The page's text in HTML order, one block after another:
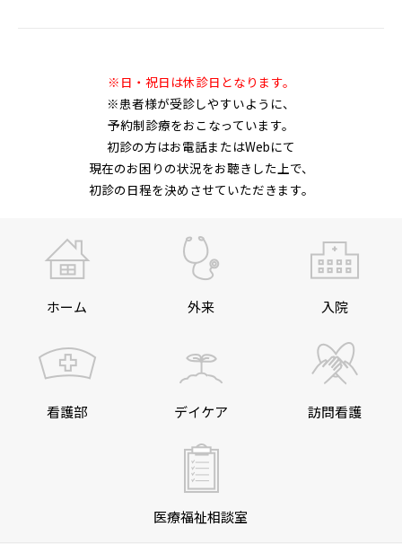
※日・祝日は休診日となります。
※患者様が受診しやすいように、
予約制診療をおこなっています。
初診の方はお電話またはWebにて
現在のお困りの状況をお聴きした上で、
初診の日程を決めさせていただきます。
ホーム 外来 入院
看護部 デイケア 訪問看護
医療福祉相談室